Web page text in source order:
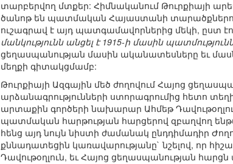
տարբերվող մտքեր: Հիմնականում Թուրքիայի
ծանոթ են պատմական Հայաստանի
ուշագրավ է այդ պատգամավորներից մեկի, ըստ
մանկությունն անցել է 1915-ի մասին
ցեղասպանության մասին ականատեսները եւ
մեղքի գիտակցմամբ:
Թուրքիայի Ազգային մեծ ժողովում Հայոց
արձանագրությունների ստորագրումից հետո
արտաքին գործերի նախարար Ահմեթ
պատմական հարթության հարցերով զբաղվող
հենց այդ նույն նիստի ժամանակ ընդդիմադիր
քննադատեցին կառավարությանը` նշելով, որ
Դավութօղլուն, եւ Հայոց ցեղասպանության հարցն